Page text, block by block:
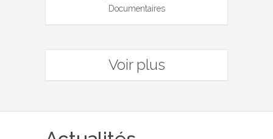
Documentaires
Voir plus